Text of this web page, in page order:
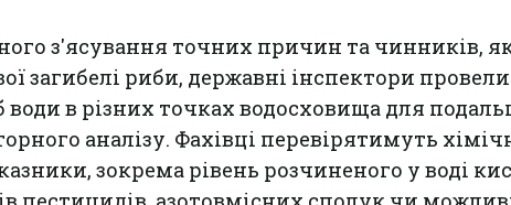
з'ясування точних причин та чинників,
загибелі риби, державні інспектори провели
в різних точках водосховища для
аналізу. Фахівці перевірятимуть
зокрема рівень розчиненого у воді